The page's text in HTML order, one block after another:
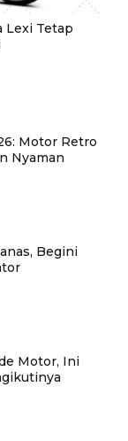
Lexi Tetap
Motor Retro
Nyaman
Begini
Motor, Ini